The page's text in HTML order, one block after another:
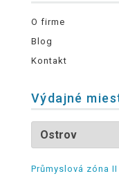
O firme
Blog
Kontakt
Výdajné
Průmyslová zóna